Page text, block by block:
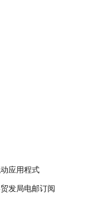
应用程式
发局电邮订阅